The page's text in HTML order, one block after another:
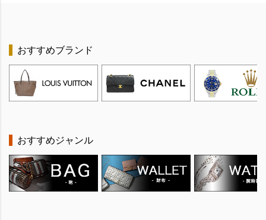
おすすめブランド
おすすめジャンル